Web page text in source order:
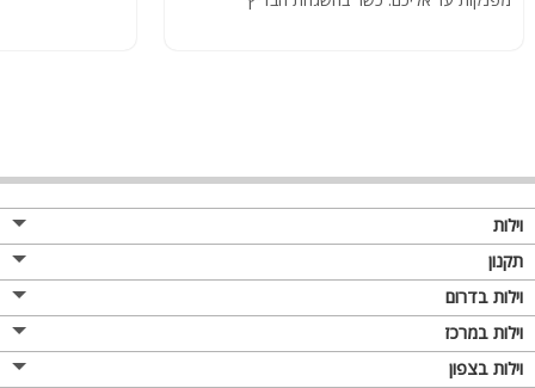
וילות
תקנון
וילות בדרום
וילות במרכז
וילות בצפון